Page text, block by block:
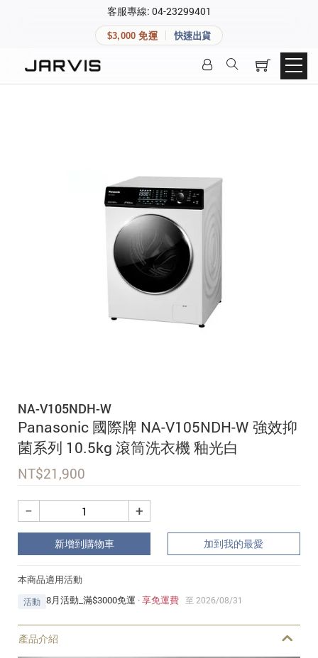
客服專線: 04-23299401
$3,000 免運 快速出貨
NA-V105NDH-W
Panasonic 國際牌 NA-V105NDH-W 強效抑
菌系列 10.5kg 滾筒洗衣機 釉光白
NT$21,900
+
−
新增到購物車 加到我的最愛
本商品適用活動
活動 8月活動_滿$3000免運 ·享免運費 至 2026/08/31
產品介紹
快速連結
登入後可查看訂單、會員資料與收藏清單。
登入會員
建立新帳號
加入 JARVIS VIP